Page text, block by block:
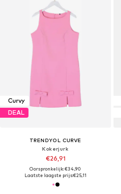
Curvy
DEAL
TRENDYOL CURVE
Kokerjurk
€26,91
Oorspronkelijk: €34,90
Laatste laagste prijs:€25,11